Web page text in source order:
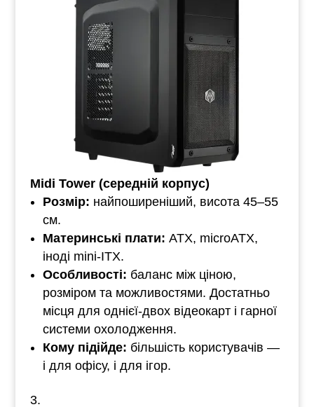
Mid i Tower (середній корпус)
Розмір: найпоширеніший, висота 45–55
см.
Материнські плати: ATX, microATX,
іноді mini-ITX.
Особливості: баланс між ціною,
розміром та можливостями. Достатньо
місця для однієї-двох відеокарт і гарної
системи охолодження.
Кому підійде: більшість користувачів —
і для офісу, і для ігор.